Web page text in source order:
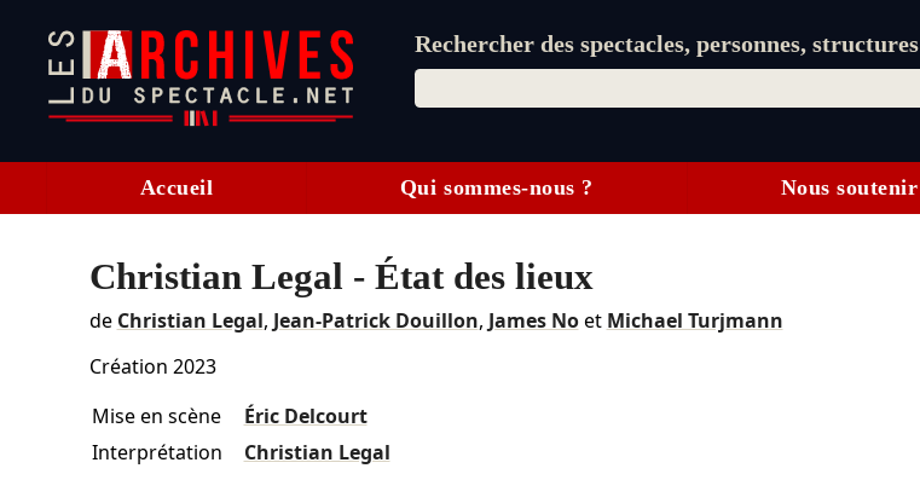
Rechercher des spectacles, personnes, structures
Accueil Qui sommes-nous ? Nous soutenir
Christian Legal - État des lieux
de Christian Legal, Jean-Patrick Douillon, James Noet Michael Turjmann
Création 2023
Mise en scène
Éric Delcourt
Interprétation
Christian Legal